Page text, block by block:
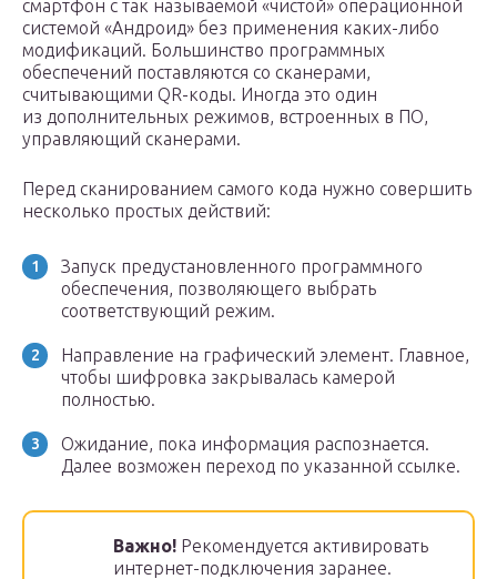
смартфон с так называемой «чистой» операционной
системой «Андроид» без применения каких-либо
модификаций. Большинство программных
обеспечений поставляются со сканерами,
считывающими QR-коды. Иногда это один
из дополнительных режимов, встроенных в ПО,
управляющий сканерами.
Перед сканированием самого кода нужно совершить
несколько простых действий:
Запуск предустановленного программного
обеспечения, позволяющего выбрать
соответствующий режим.
Направление на графический элемент. Главное,
чтобы шифровка закрывалась камерой
полностью.
Ожидание, пока информация распознается.
Далее возможен переход по указанной ссылке.
Важно! Рекомендуется активировать
интернет-подключения заранее.